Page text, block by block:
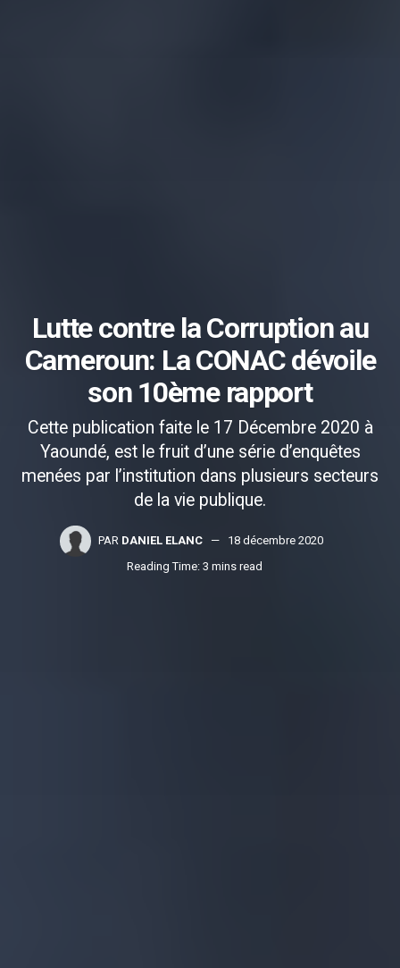
Lutte contre la Corruption au
Cameroun: La CONAC dévoile
son 10ème rapport
Cette publication faite le 17 Décembre 2020 à
Yaoundé, est le fruit d’une série d’enquêtes
menées par l’institution dans plusieurs secteurs
de la vie publique.
PAR DANIEL ELANC
18 décembre 2020
Reading Time: 3 mins read